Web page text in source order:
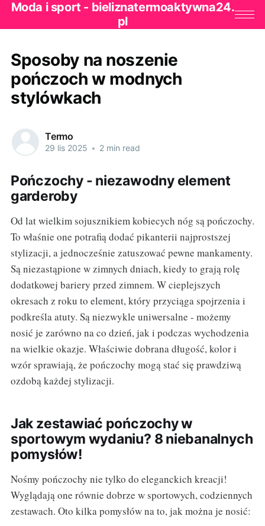
Moda i sport - bieliznatermoaktywna24.
pl
Sposoby na noszenie
pończoch w modnych
stylówkach
Termo
29 lis 2025 • 2 min read
Pończochy - niezawodny element
garderoby
Od lat wielkim sojusznikiem kobiecych nóg są pończochy.
To właśnie one potrafią dodać pikanterii najprostszej
stylizacji, a jednocześnie zatuszować pewne mankamenty.
Są niezastąpione w zimnych dniach, kiedy to grają rolę
dodatkowej bariery przed zimnem. W cieplejszych
okresach z roku to element, który przyciąga spojrzenia i
podkreśla atuty. Są niezwykle uniwersalne - możemy
nosić je zarówno na co dzień, jak i podczas wychodzenia
na wielkie okazje. Właściwie dobrana długość, kolor i
wzór sprawiają, że pończochy mogą stać się prawdziwą
ozdobą każdej stylizacji.
Jak zestawiać pończochy w
sportowym wydaniu? 8 niebanalnych
pomysłów!
Nośmy pończochy nie tylko do eleganckich kreacji!
Wyglądają one równie dobrze w sportowych, codziennych
zestawach. Oto kilka pomysłów na to, jak można je nosić: